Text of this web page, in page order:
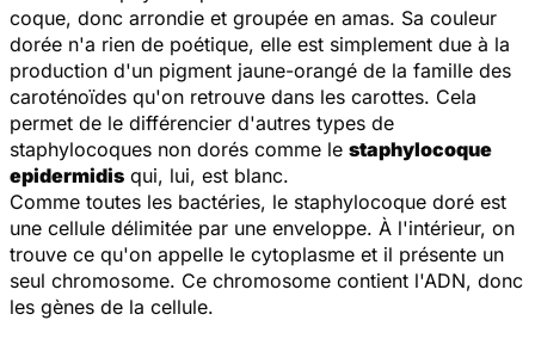
coque, donc arrondie et groupée en amas. Sa couleur
dorée n'a rien de poétique, elle est simplement due à la
production d'un pigment jaune-orangé de la famille des
caroténoïdes qu'on retrouve dans les carottes. Cela
permet de le différencier d'autres types de
staphylocoques non dorés comme le staphylocoque
epidermidis qui, lui, est blanc.
Comme toutes les bactéries, le staphylocoque doré est
une cellule délimitée par une enveloppe. À l'intérieur, on
trouve ce qu'on appelle le cytoplasme et il présente un
seul chromosome. Ce chromosome contient l'ADN, donc
les gènes de la cellule.